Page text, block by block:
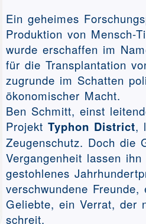
Ein geheimes
Produktion von Mensch-
wurde erschaffen im
für die Transplantation
zugrunde im Schatten
ökonomischer Macht.
Ben Schmitt, einst
Projekt Typhon District,
Zeugenschutz. Doch die
Vergangenheit lassen
gestohlenes
verschwundene Freunde,
Geliebte, ein Verrat, der
schreit.